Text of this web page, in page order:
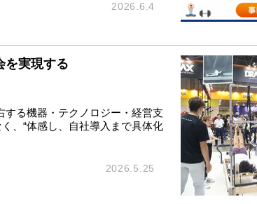
2026.6.4
を実現する
る機器・テクノロジー・経営支
、“体感し、自社導入まで具体化
2026.5.25